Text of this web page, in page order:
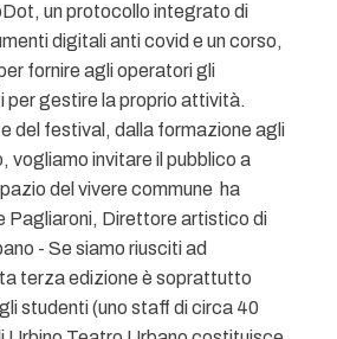
un protocollo integrato di
digitali anti covid e un corso,
fornire agli operatori gli
per gestire la proprio attività.
del festival, dalla formazione agli
vogliamo invitare il pubblico a
del vivere commune  ha
Pagliaroni, Direttore artistico di
- Se siamo riusciti ad
terza edizione è soprattutto
studenti (uno staff di circa 40